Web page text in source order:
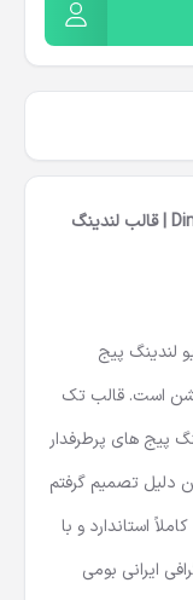
قالب Dimon | قالب HTML تک صفحه Dimon | قالب لندینگ
و لندینگ پیج
است. قالب تک
پیج های پرطرفدار
دلیل تصمیم گرفتم
استاندارد و با
ایرانی بومی